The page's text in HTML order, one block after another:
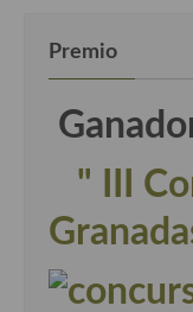
Premio
" III